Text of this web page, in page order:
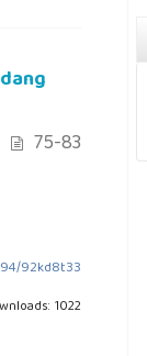
75-83
92kd8t33
1022